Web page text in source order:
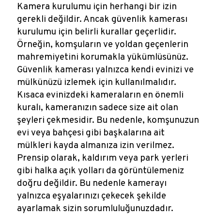
Kamera kurulumu için herhangi bir izin
gerekli değildir. Ancak güvenlik kamerası
kurulumu için belirli kurallar geçerlidir.
Örneğin, komşuların ve yoldan geçenlerin
mahremiyetini korumakla yükümlüsünüz.
Güvenlik kamerası yalnızca kendi evinizi ve
mülkünüzü izlemek için kullanılmalıdır.
Kısaca evinizdeki kameraların en önemli
kuralı, kameranızın sadece size ait olan
şeyleri çekmesidir. Bu nedenle, komşunuzun
evi veya bahçesi gibi başkalarına ait
mülkleri kayda almanıza izin verilmez.
Prensip olarak, kaldırım veya park yerleri
gibi halka açık yolları da görüntülemeniz
doğru değildir. Bu nedenle kamerayı
yalnızca eşyalarınızı çekecek şekilde
ayarlamak sizin sorumluluğunuzdadır.